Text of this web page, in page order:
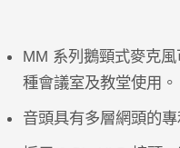
MM 系列鵝頸式麥克
種會議室及教堂使用。
音頭具有多層網頭的